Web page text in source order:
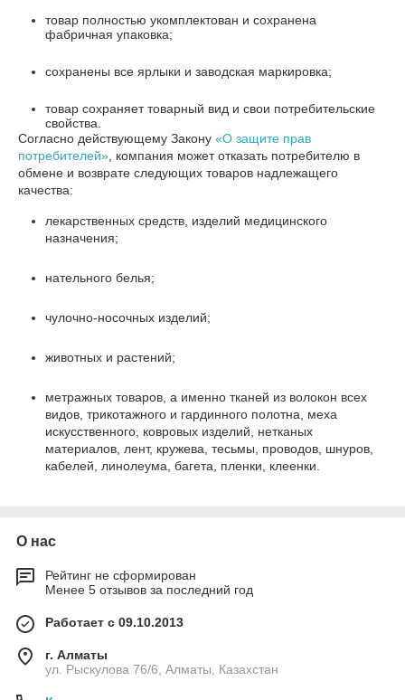
товар полностью укомплектован и сохранена
фабричная упаковка;
сохранены все ярлыки и заводская маркировка;
товар сохраняет товарный вид и свои потребительские
свойства.
Согласно действующему Закону «О защите прав
потребителей» , компания может отказать потребителю в
обмене и возврате следующих товаров надлежащего
качества:
лекарственных средств, изделий медицинского
назначения;
нательного белья;
чулочно-носочных изделий;
животных и растений;
метражных товаров, а именно тканей из волокон всех
видов, трикотажного и гардинного полотна, меха
искусственного, ковровых изделий, нетканых
материалов, лент, кружева, тесьмы, проводов, шнуров,
кабелей, линолеума, багета, пленки, клеенки.
О нас
Рейтинг не сформирован
Менее 5 отзывов за последний год
Работает с 09.10.2013
г. Алматы
ул. Рыскулова 76/6, Алматы, Казахстан